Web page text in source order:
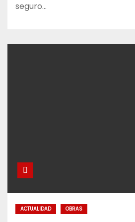
seguro…
ACTUALIDAD OBRAS